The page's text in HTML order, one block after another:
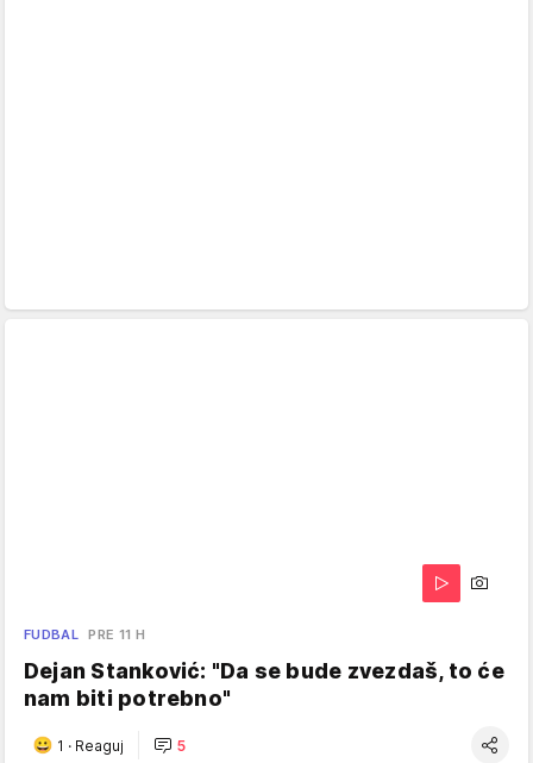
FUDBAL PRE 11 H
Dejan Stanković: "Da se bude zvezdaš, to će
nam biti potrebno"
1 · Reaguj 5